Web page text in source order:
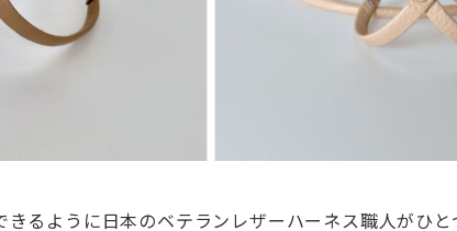
きるように日本のベテランレザーハーネス職人がひ